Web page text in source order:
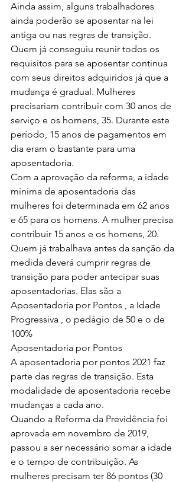
Ainda assim, alguns trabalhadores
ainda poderão se aposentar na lei
antiga ou nas regras de transição.
Quem já conseguiu reunir todos os
requisitos para se aposentar continua
com seus direitos adquiridos já que a
mudança é gradual. Mulheres
precisariam contribuir com 30 anos de
serviço e os homens, 35. Durante este
período, 15 anos de pagamentos em
dia eram o bastante para uma
aposentadoria.
Com a aprovação da reforma, a idade
mínima de aposentadoria das
mulheres foi determinada em 62 anos
e 65 para os homens. A mulher precisa
contribuir 15 anos e os homens, 20.
Quem já trabalhava antes da sanção da
medida deverá cumprir regras de
transição para poder antecipar suas
aposentadorias. Elas são a
Aposentadoria por Pontos , a Idade
Progressiva , o pedágio de 50 e o de
100%
Aposentadoria por Pontos
A aposentadoria por pontos 2021 faz
parte das regras de transição. Esta
modalidade de aposentadoria recebe
mudanças a cada ano.
Quando a Reforma da Previdência foi
aprovada em novembro de 2019,
passou a ser necessário somar a idade
e o tempo de contribuição. As
mulheres precisam ter 86 pontos (30